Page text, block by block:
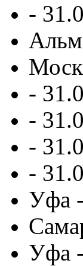
-
-
-
-
-
Уфа
Уфа